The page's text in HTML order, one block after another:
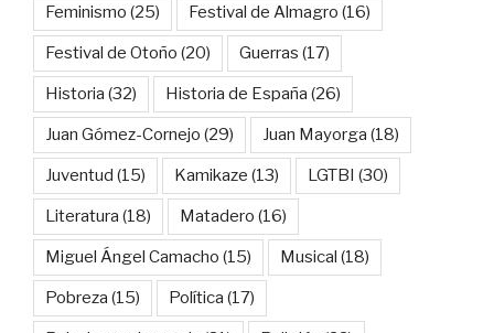
Feminismo (25) Festival de Almagro (16)
Festival de Otoño (20) Guerras (17)
Historia (32) Historia de España (26)
Juan Gómez-Cornejo (29) Juan Mayorga (18)
Juventud (15) Kamikaze (13) LGTBI (30)
Literatura (18) Matadero (16)
Miguel Ángel Camacho (15) Musical (18)
Pobreza (15) Política (17)